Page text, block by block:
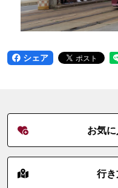
シェア
お気
行